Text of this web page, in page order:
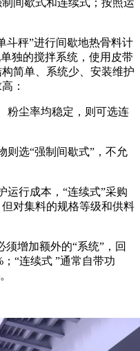
间歇式和连续式；按照运
斗秤”进行间歇地热骨料计
独的搅拌系统，使用皮带
简单、系统少、安装维护
：
粉尘率均稳定，则可选连
则选“强制间歇式”，不允
运行成本，“连续式”采购
对集料的规格等级和供料
须增加额外的“系统”，回
“连续式 ”通常自带功